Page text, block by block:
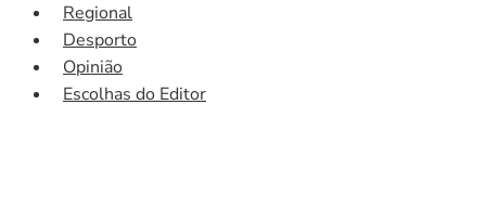
Regional
Desporto
Opinião
Escolhas do Editor